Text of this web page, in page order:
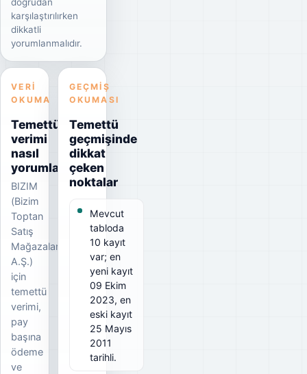
doğrudan
karşılaştırılırken
dikkatli
yorumlanmalıdır.
VERI
OKUMA
Temettü
verimi
nasıl
yorumlanmalı?
BIZIM
(Bizim
Toptan
Satış
Mağazaları
A.Ş.)
için
temettü
verimi,
pay
başına
ödeme
ve
GEÇMIŞ
OKUMASI
Temettü
geçmişinde
dikkat
çeken
noktalar
Mevcut
tabloda
10 kayıt
var; en
yeni kayıt
09 Ekim
2023, en
eski kayıt
25 Mayıs
2011
tarihli.